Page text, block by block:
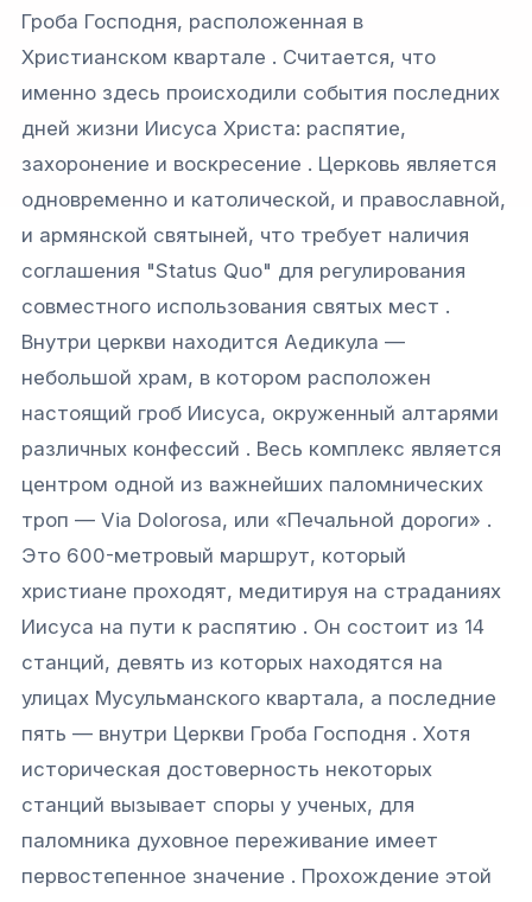
Гроба Господня, расположенная в
Христианском квартале . Считается, что
именно здесь происходили события последних
дней жизни Иисуса Христа: распятие,
захоронение и воскресение . Церковь является
одновременно и католической, и православной,
и армянской святыней, что требует наличия
соглашения "Status Quo" для регулирования
совместного использования святых мест .
Внутри церкви находится Аедикула —
небольшой храм, в котором расположен
настоящий гроб Иисуса, окруженный алтарями
различных конфессий . Весь комплекс является
центром одной из важнейших паломнических
троп — Via Dolorosa, или «Печальной дороги» .
Это 600-метровый маршрут, который
христиане проходят, медитируя на страданиях
Иисуса на пути к распятию . Он состоит из 14
станций, девять из которых находятся на
улицах Мусульманского квартала, а последние
пять — внутри Церкви Гроба Господня . Хотя
историческая достоверность некоторых
станций вызывает споры у ученых, для
паломника духовное переживание имеет
первостепенное значение . Прохождение этой